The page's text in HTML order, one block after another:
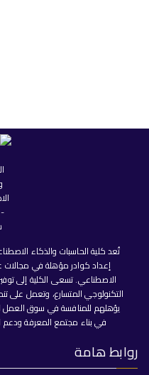
تُعد كلية الحاسبات والذكاء
إعداد كوادر مؤهلة في مجالات
الاصطناعي. تسعى الكلية إلى
التكنولوجي المتسارع، وتعمل على
يؤهلهم للمنافسة في سوق العمل
في بناء مجتمع المعرفة
روابط هامة